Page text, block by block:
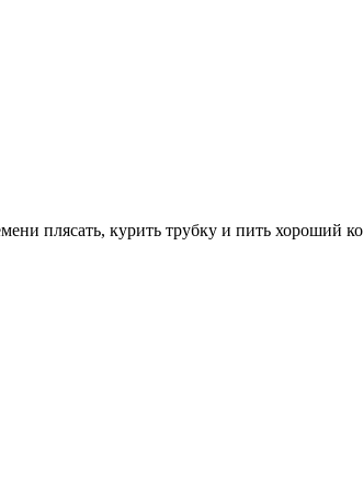
плясать, курить трубку и пить хороший